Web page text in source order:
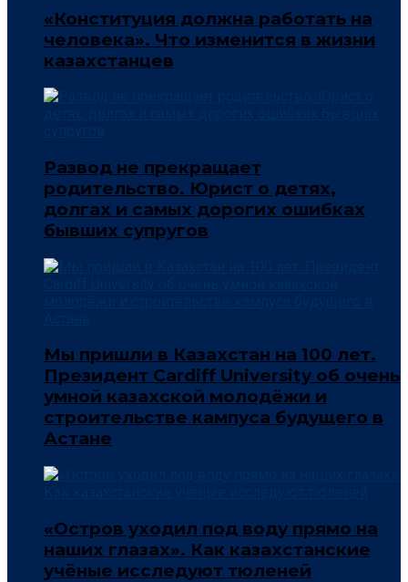
«Конституция должна работать на
человека». Что изменится в жизни
казахстанцев
Развод не прекращает
родительство. Юрист о детях,
долгах и самых дорогих ошибках
бывших супругов
Мы пришли в Казахстан на 100 лет.
Президент Cardiff University об очень
умной казахской молодёжи и
строительстве кампуса будущего в
Астане
«Остров уходил под воду прямо на
наших глазах». Как казахстанские
учёные исследуют тюленей